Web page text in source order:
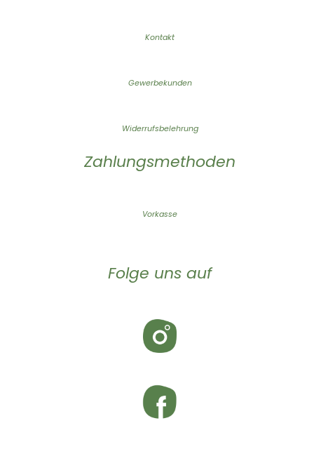
Kontakt
Gewerbekunden
Widerrufsbelehrung
Zahlungsmethoden
Vorkasse
Folge uns auf